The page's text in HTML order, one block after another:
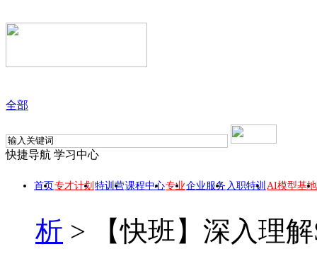
全部
快捷导航 学习中心
首页专才计划 特训营课程中心专业企业服务 入职特训 AI模型基地
析 > 【快班】深入理